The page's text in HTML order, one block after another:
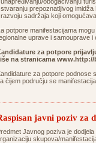
stvaranju prepoznatljivog imidža
razvoju sadržaja koji
potpore manifestacijama
uprave i samouprave i
za potpore
na stranicama www.http://
za potpore podnose
čijem području se
javni poziv za
Javnog poziva je
skupova/